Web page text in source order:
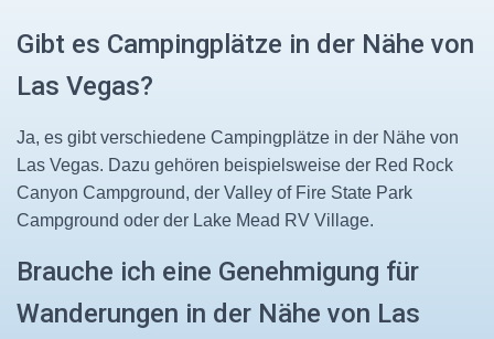
Gibt es Campingplätze in der Nähe von
Las Vegas?
Ja, es gibt verschiedene Campingplätze in der Nähe von
Las Vegas. Dazu gehören beispielsweise der Red Rock
Canyon Campground, der Valley of Fire State Park
Campground oder der Lake Mead RV Village.
Brauche ich eine Genehmigung für
Wanderungen in der Nähe von Las